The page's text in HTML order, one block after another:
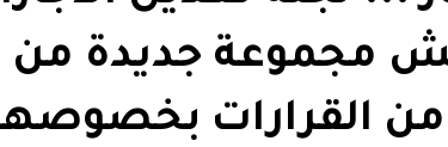
مجموعة جديدة من
القرارات